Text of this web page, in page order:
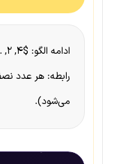
ادامه الگو: $۴, ۲, …$
می‌شود).